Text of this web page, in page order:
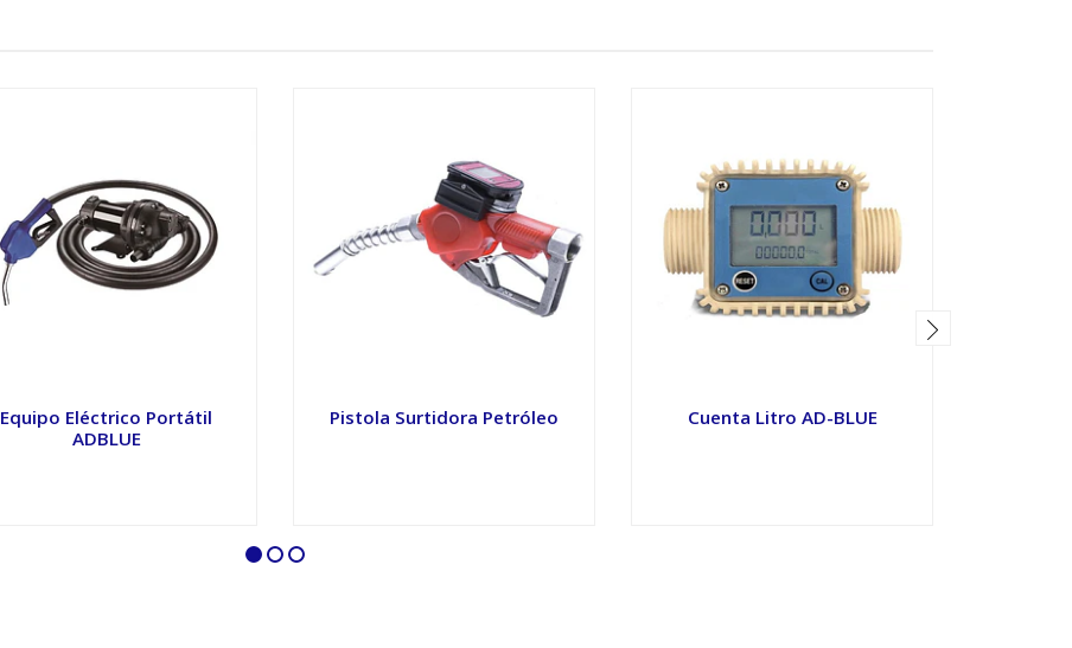
Equipo Eléctrico Portátil
ADBLUE
Pistola Surtidora Petróleo Cuenta Litro AD-BLUE